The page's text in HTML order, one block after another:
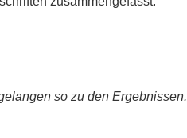
so zu den Ergebnissen.